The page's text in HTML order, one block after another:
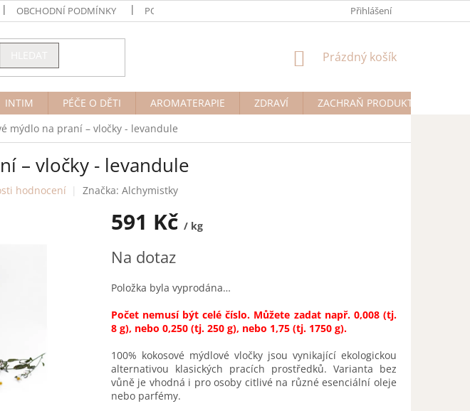
OBCHODNÍ PODMÍNKY PODMÍNKY OCHRANY OSOBNÍCH ÚDAJŮ Přihlášení
NÁKUPNÍ
Prázdný košík
INTIM PÉČE O DĚTI AROMATERAPIE ZDRAVÍ ZACHRAŇ PRODUKT
mýdlo na praní – vločky - levandule
– vločky - levandule
hodnocení Značka: Alchymistky
591 Kč / kg
cena:
Na dotaz
Položka byla vyprodána…
Počet nemusí být celé číslo. Můžete zadat např. 0,008 (tj.
8 g), nebo 0,250 (tj. 250 g), nebo 1,75 (tj. 1750 g).
100% kokosové mýdlové vločky jsou vynikající ekologickou
alternativou klasických pracích prostředků. Varianta bez
vůně je vhodná i pro osoby citlivé na různé esenciální oleje
nebo parfémy.